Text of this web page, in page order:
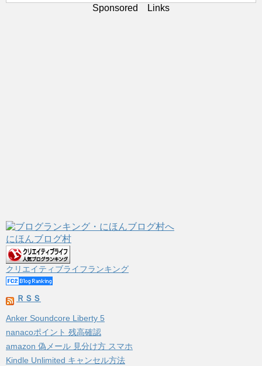
イ
Sponsored Links
にほんブログ村
クリエイティブライフランキング
ＲＳＳ
Anker Soundcore Liberty 5
nanacoポイント 残高確認
amazon 偽メール 見分け方 スマホ
Kindle Unlimited キャンセル方法